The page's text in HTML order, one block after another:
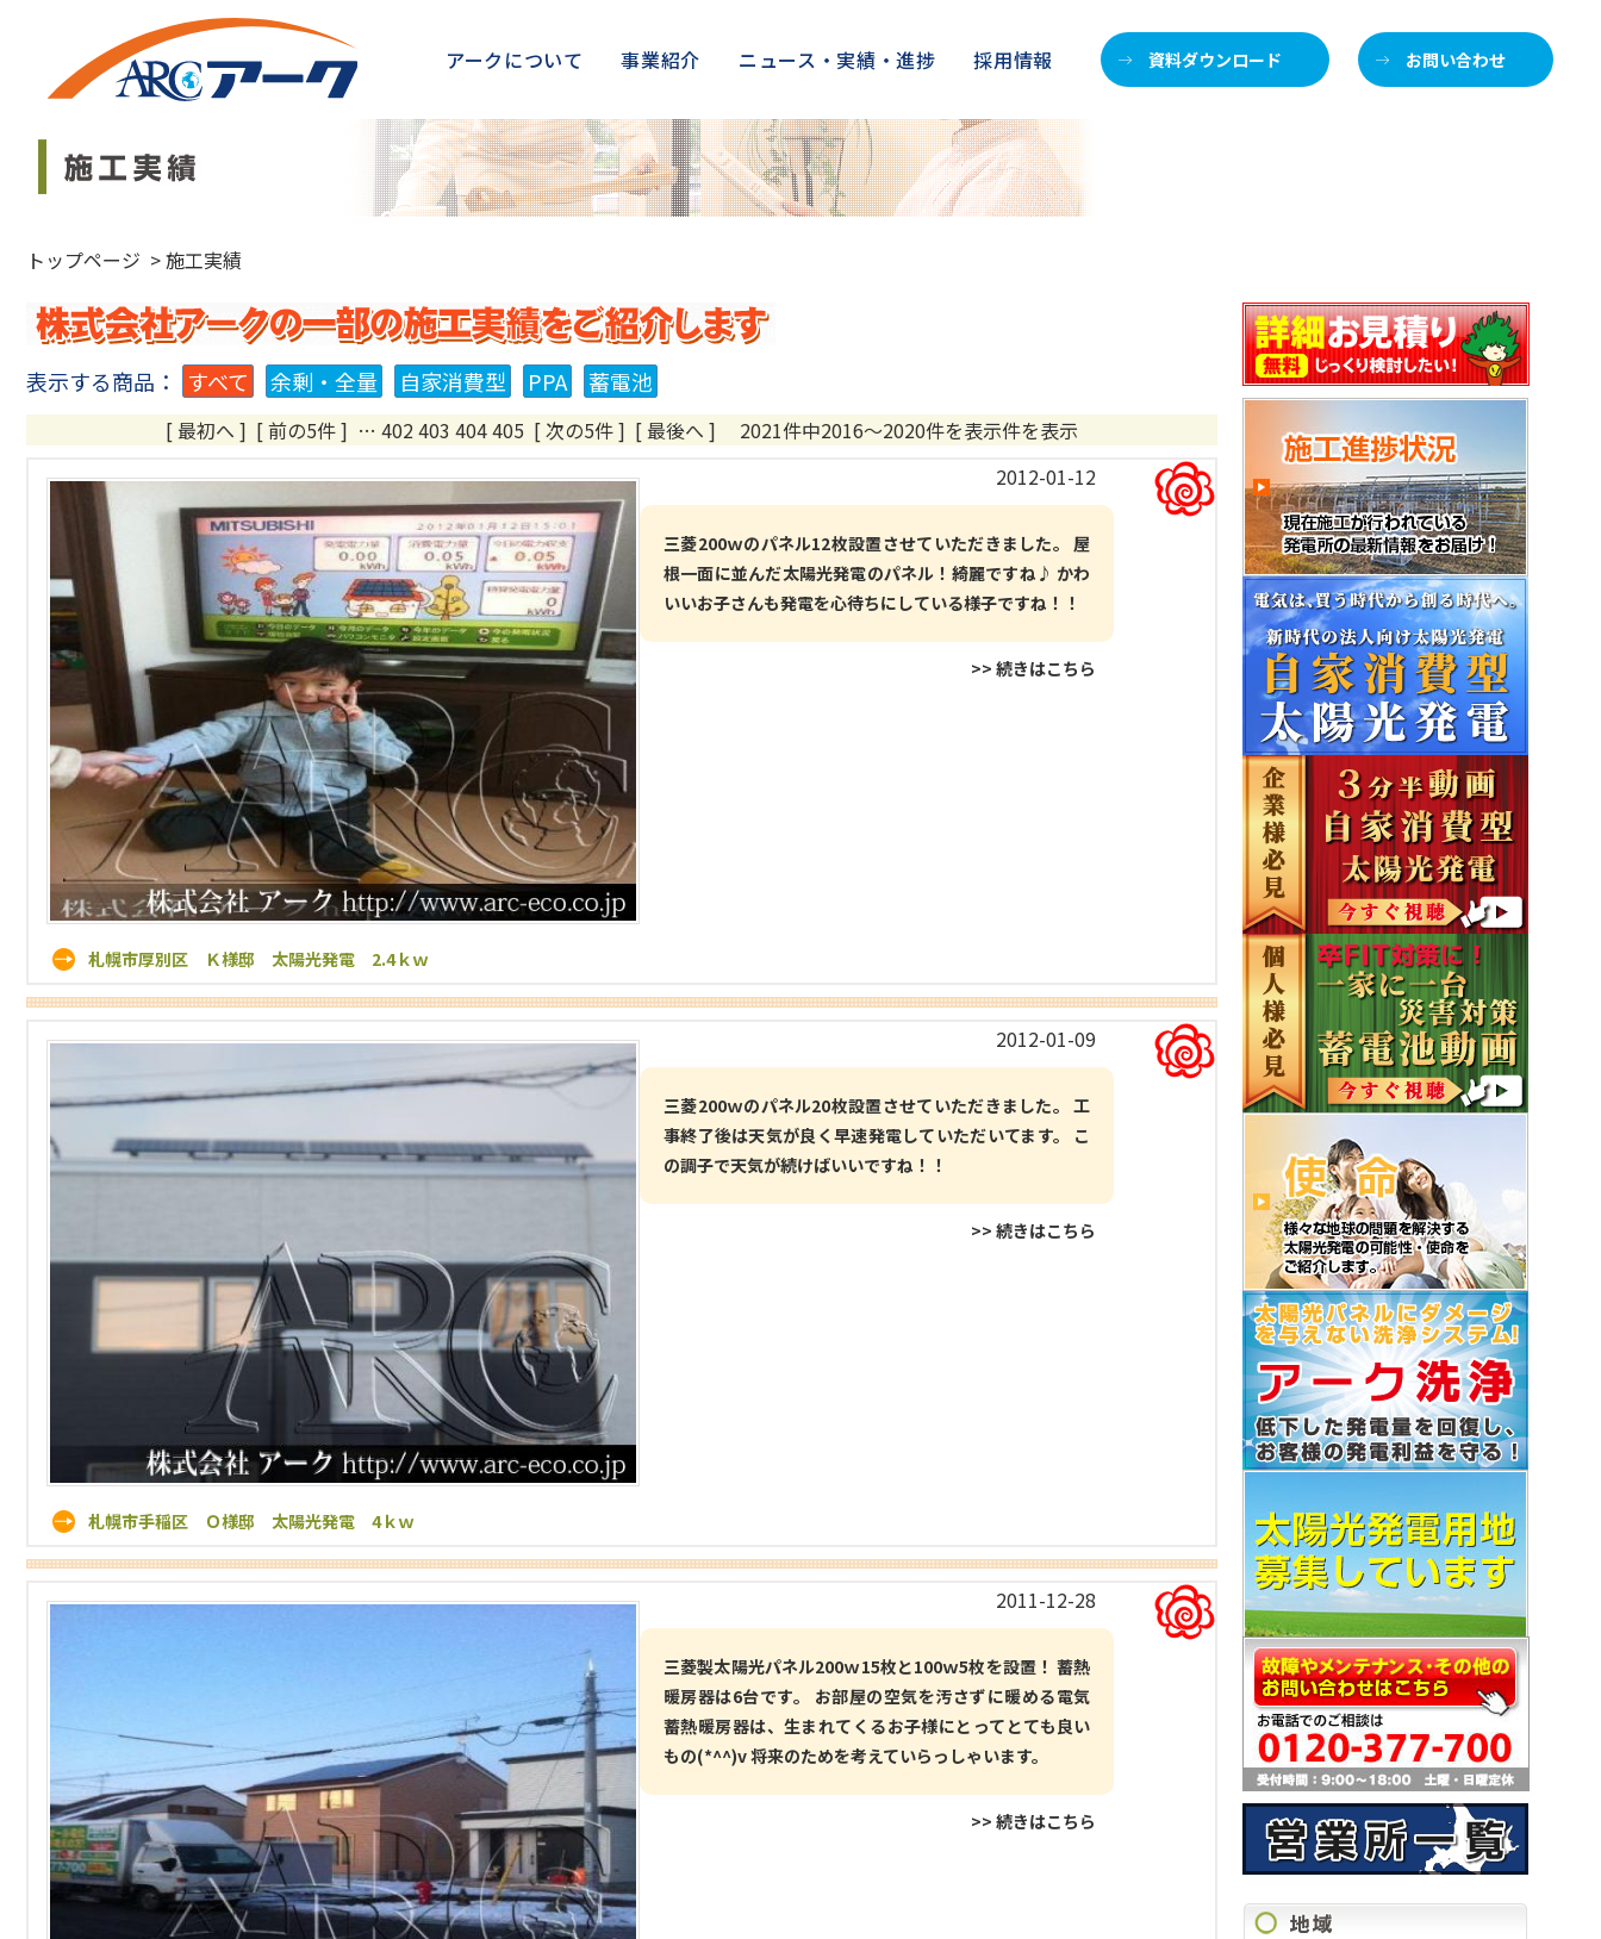
アークについて 事業紹介 ニュース・実績・進捗 採用情報 資料ダウンロード お問い合わせ
トップページ >施工実績
表示する商品： すべて 余剰・全量 自家消費型 PPA 蓄電池
[ 最初へ ] [ 前の5件 ] … 402403 404405 [ 次の5件 ] [ 最後へ ] 2021件中2016～2020件を表示件を表示
札幌市厚別区 Ｋ様邸 太陽光発電 2.4ｋｗ
2012-01-12
三菱200ｗのパネル12枚設置させていただきました。 屋
根一面に並んだ太陽光発電のパネル！綺麗ですね♪ かわ
いいお子さんも発電を心待ちにしている様子ですね！！
>> 続きはこちら
札幌市手稲区 Ｏ様邸 太陽光発電 4ｋｗ
2012-01-09
三菱200ｗのパネル20枚設置させていただきました。 工
事終了後は天気が良く早速発電していただいてます。 こ
の調子で天気が続けばいいですね！！
>> 続きはこちら
2011-12-28
三菱製太陽光パネル200ｗ15枚と100ｗ5枚を設置！ 蓄熱
暖房器は6台です。 お部屋の空気を汚さずに暖める電気
蓄熱暖房器は、生まれてくるお子様にとってとても良い
もの(*^^)v 将来のためを考えていらっしゃいます。
>> 続きはこちら